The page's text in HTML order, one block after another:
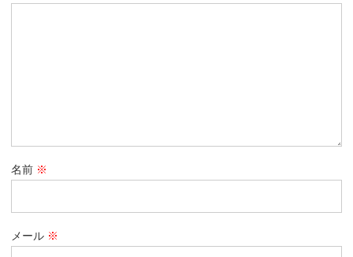
名前 ※
メール ※